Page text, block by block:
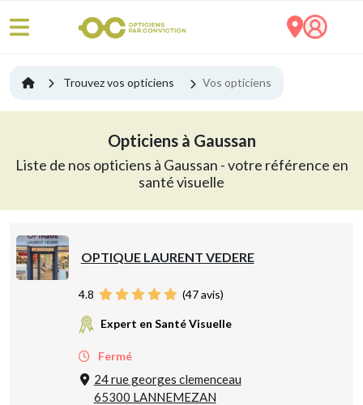
Trouvez vos opticiens Vos opticiens
Opticiens à Gaussan
Liste de nos opticiens à Gaussan - votre référence en
santé visuelle
OPTIQUE LAURENT VEDERE
4.8 (47avis)
Expert en Santé Visuelle
Fermé
24 rue georges clemenceau
65300 LANNEMEZAN